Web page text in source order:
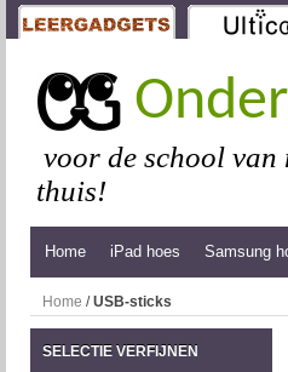
Onder
voor de school van
thuis!
Home iPad hoes Samsung
Home /USB-sticks
SELECTIE VERFIJNEN